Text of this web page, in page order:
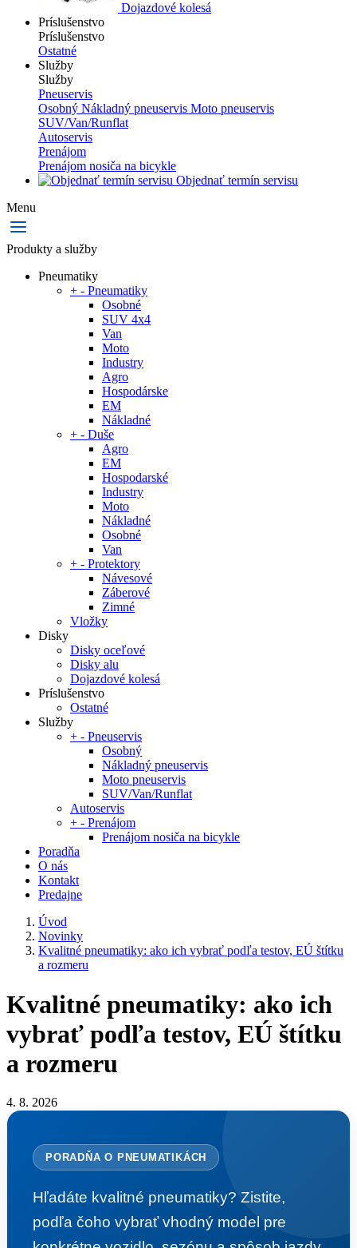
Dojazdové kolesá
Príslušenstvo
Príslušenstvo
Ostatné
Služby
Služby
Pneuservis
Osobný Nákladný pneuservis Moto pneuservis
SUV/Van/Runflat
Autoservis
Prenájom
Prenájom nosiča na bicykle
Objednať termín servisu
Menu
Produkty a služby
Pneumatiky
+ - Pneumatiky
Osobné
SUV 4x4
Van
Moto
Industry
Agro
Hospodárske
EM
Nákladné
+ - Duše
Agro
EM
Hospodarské
Industry
Moto
Nákladné
Osobné
Van
+ - Protektory
Návesové
Záberové
Zimné
Vložky
Disky
Disky oceľové
Disky alu
Dojazdové kolesá
Príslušenstvo
Ostatné
Služby
+ - Pneuservis
Osobný
Nákladný pneuservis
Moto pneuservis
SUV/Van/Runflat
Autoservis
+ - Prenájom
Prenájom nosiča na bicykle
Poradňa
O nás
Kontakt
Predajne
Úvod
Novinky
Kvalitné pneumatiky: ako ich vybrať podľa testov, EÚ štítku
a rozmeru
Kvalitné pneumatiky: ako ich
vybrať podľa testov, EÚ štítku
a rozmeru
4. 8. 2026
PORADŇA O PNEUMATIKÁCH
Hľadáte kvalitné pneumatiky? Zistite,
podľa čoho vybrať vhodný model pre